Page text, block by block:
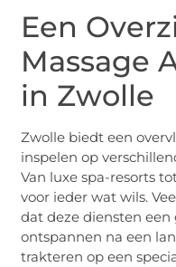
Een
Massage
in Zwolle
Zwolle biedt een
inspelen op
Van luxe spa-resorts
voor ieder wat wils.
dat deze diensten
ontspannen na een
trakteren op een